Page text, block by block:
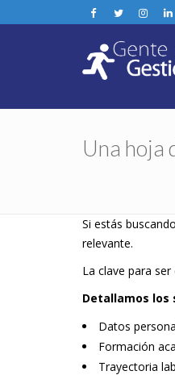
Una hoja
Si estás
relevante.
La clave para
Detallamos los
Datos
Formación
Trayectoria